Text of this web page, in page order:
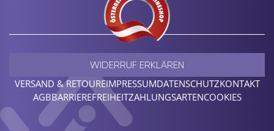
VERSAND & RETOUREIMPRESSUMDATENSCHUTZKONTAKT
AGBBARRIEREFREIHEITZAHLUNGSARTENCOOKIES
WIDERRUF ERKLÄREN